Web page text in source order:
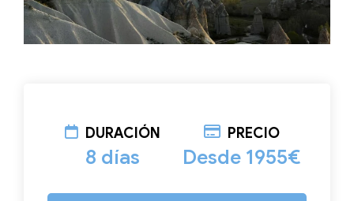
DURACIÓN
8 días
PRECIO
Desde 1955€